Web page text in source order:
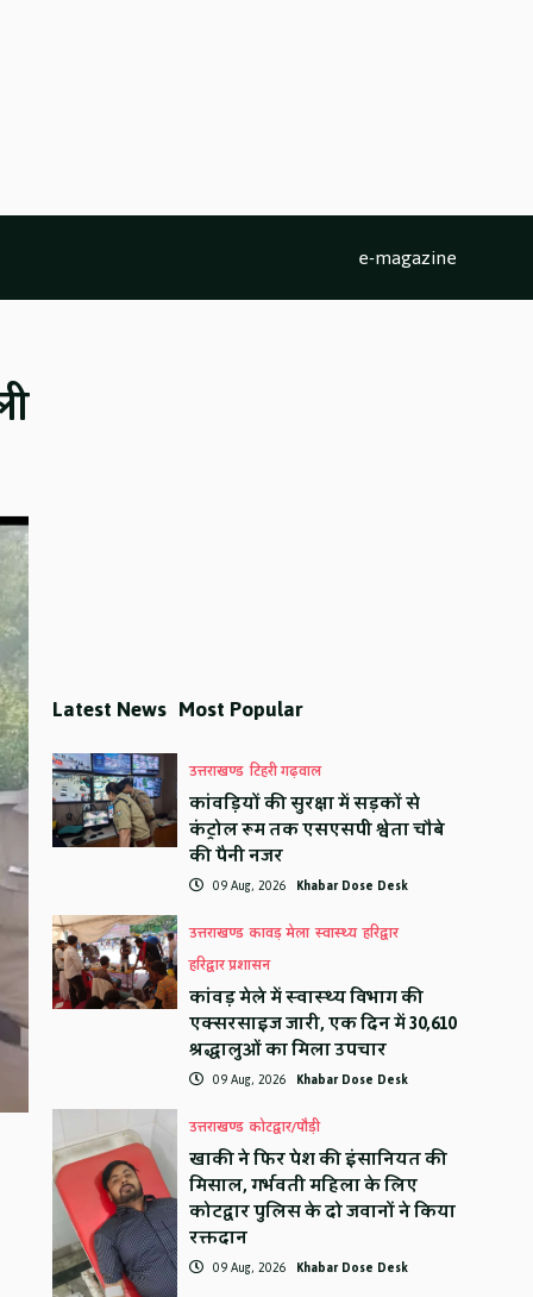
e-magazine
Latest News Most Popular
उत्तराखण्ड टिहरी गढ़वाल
कांवड़ियों की सुरक्षा में सड़कों से
कंट्रोल रूम तक एसएसपी श्वेता चौबे
की पैनी नजर
09 Aug, 2026 Khabar Dose Desk
उत्तराखण्ड कावड़ मेला स्वास्थ्य हरिद्वार
हरिद्वार प्रशासन
कांवड़ मेले में स्वास्थ्य विभाग की
एक्सरसाइज जारी, एक दिन में 30,610
श्रद्धालुओं का मिला उपचार
09 Aug, 2026 Khabar Dose Desk
उत्तराखण्ड कोटद्वार/पौड़ी
खाकी ने फिर पेश की इंसानियत की
मिसाल, गर्भवती महिला के लिए
कोटद्वार पुलिस के दो जवानों ने किया
रक्तदान
09 Aug, 2026 Khabar Dose Desk